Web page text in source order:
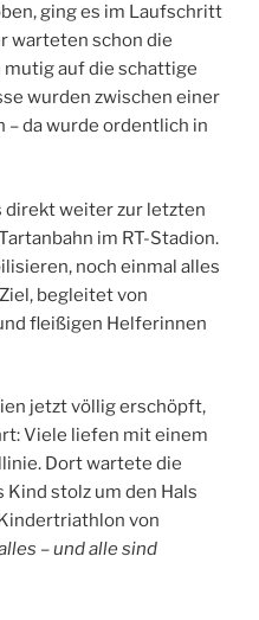
ging es im Laufschritt
warteten schon die
mutig auf die schattige
wurden zwischen einer
– da wurde ordentlich in
direkt weiter zur letzten
im RT-Stadion.
noch einmal alles
begleitet von
fleißigen Helferinnen
jetzt völlig erschöpft,
Viele liefen mit einem
Dort wartete die
stolz um den Hals
von
– und alle sind